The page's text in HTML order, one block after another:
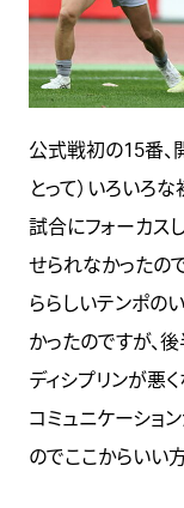
公式戦初の15番、
とって）いろいろ
試合にフォーカス
せられなかったの
ららしいテンポの
かったのですが、
ディシプリンが悪
コミュニケーショ
のでここからいい